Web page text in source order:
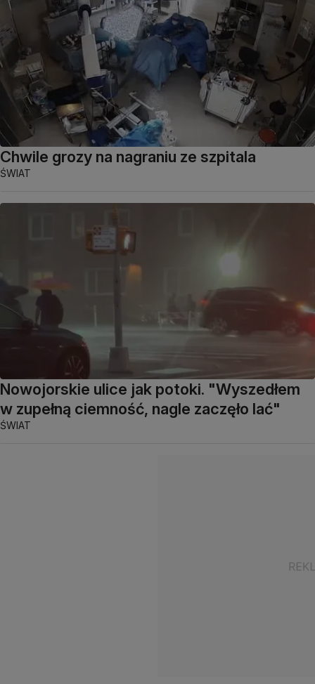
Chwile grozy na nagraniu ze szpitala
ŚWIAT
Nowojorskie ulice jak potoki. "Wyszedłem
w zupełną ciemność, nagle zaczęło lać"
ŚWIAT